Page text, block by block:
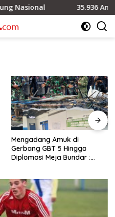
35.936 Anak
Mengadang Amuk di
Gerbang GBT 5 Hingga
Diplomasi Meja Bundar :
Ihsan Redam Konflik Timah
Belitung